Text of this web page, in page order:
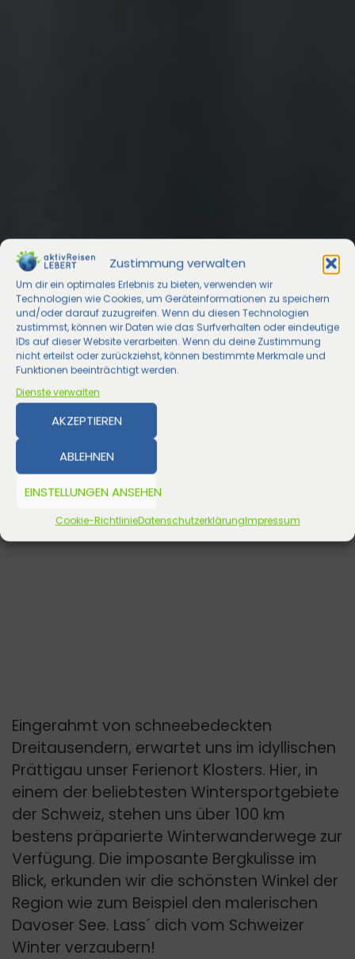
Zustimmung verwalten
Um dir ein optimales Erlebnis zu bieten, verwenden wir
Technologien wie Cookies, um Geräteinformationen zu speichern
und/oder darauf zuzugreifen. Wenn du diesen Technologien
zustimmst, können wir Daten wie das Surfverhalten oder eindeutige
IDs auf dieser Website verarbeiten. Wenn du deine Zustimmung
nicht erteilst oder zurückziehst, können bestimmte Merkmale und
Funktionen beeinträchtigt werden.
Dienste verwalten
AKZEPTIEREN
ABLEHNEN
EINSTELLUNGEN ANSEHEN
Cookie-RichtlinieDatenschutzerklärungImpressum
Eingerahmt von schneebedeckten
Dreitausendern, erwartet uns im idyllischen
Prättigau unser Ferienort Klosters. Hier, in
einem der beliebtesten Wintersportgebiete
der Schweiz, stehen uns über 100 km
bestens präparierte Winterwanderwege zur
Verfügung. Die imposante Bergkulisse im
Blick, erkunden wir die schönsten Winkel der
Region wie zum Beispiel den malerischen
Davoser See. Lass´ dich vom Schweizer
Winter verzaubern!